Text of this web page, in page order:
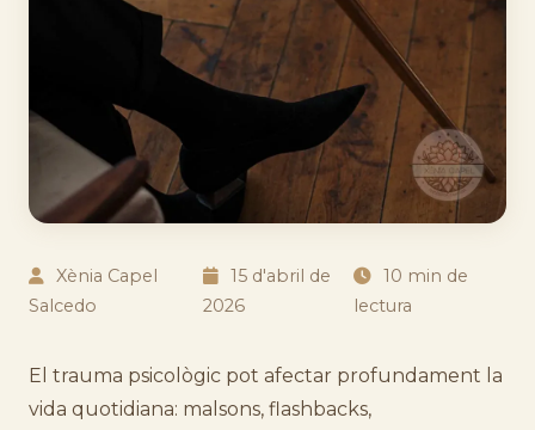
Xènia Capel
Salcedo
15 d'abril de
2026
10 min de
lectura
El trauma psicològic pot afectar profundament la
vida quotidiana: malsons, flashbacks,